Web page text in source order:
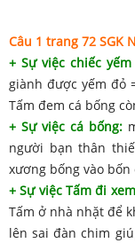
Câu 1 trang 72 SGK
+ Sự việc chiếc
giành được yếm đỏ
Tấm đem cá bống
+ Sự việc cá bống:
người bạn thân
xương bống vào
+ Sự việc Tấm đi
Tấm ở nhà nhặt để
lên sai đàn chim